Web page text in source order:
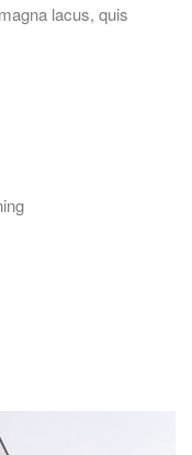
lacus, quis